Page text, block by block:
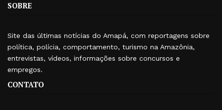
SOBRE
Site das últimas notícias do Amapá, com reportagens sobre
política, polícia, comportamento, turismo na Amazônia,
entrevistas, vídeos, informações sobre concursos e
empregos.
CONTATO